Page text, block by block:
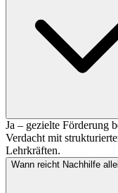
Ja – gezielte Förderung
Verdacht mit
Lehrkräften.
Wann reicht Nachhilfe